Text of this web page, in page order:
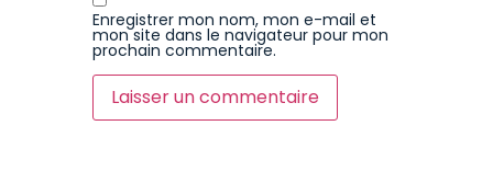
Enregistrer mon nom, mon e-mail et
mon site dans le navigateur pour mon
prochain commentaire.